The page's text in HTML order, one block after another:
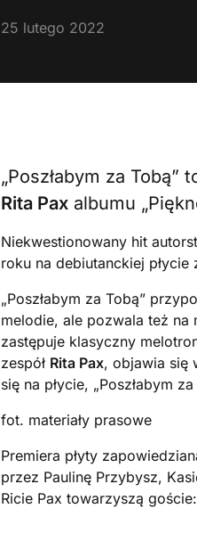
25 lutego 2022
„Poszłabym za
Rita Pax albumu
Niekwestionowany hit
roku na debiutanckiej płycie
„Poszłabym za Tobą”
melodie, ale pozwala też na
zastępuje klasyczny
zespół Rita Pax, objawia się
się na płycie, „Poszłabym
fot. materiały prasowe
Premiera płyty
przez Paulinę Przybysz,
Ricie Pax towarzyszą